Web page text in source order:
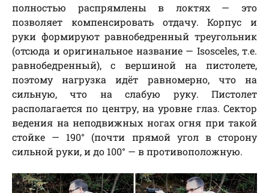
полностью распрямлены в локтях — это
позволяет компенсировать отдачу. Корпус и
руки формируют равнобедренный треугольник
(отсюда и оригинальное название — Isosceles, т.е.
равнобедренный), с вершиной на пистолете,
поэтому нагрузка идёт равномерно, что на
сильную, что на слабую руку. Пистолет
располагается по центру, на уровне глаз. Сектор
ведения на неподвижных ногах огня при такой
стойке — 190° (почти прямой угол в сторону
сильной руки, и до 100° — в противоположную.